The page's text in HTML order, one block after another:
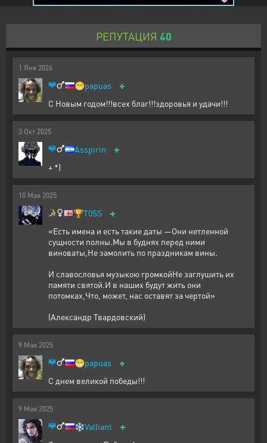
РЕПУТАЦИЯ 40
1 Янв 2026
😁papuas +
С Новым годом!!!всех благ!!!здоровья и удачи!!!
3 Окт 2025
Asspirin +
+ *)
10 Мая 2025
🏆T0SS +
«Есть имена и есть такие даты —Они нетленной
сущности полны.Мы в буднях перед ними
виноваты,Не замолить по праздникам вины.
И славословья музыкою громкойНе заглушить их
памяти святой.И в наших будут жить они
потомках,Что, может, нас оставят за чертой»
(Александр Твардовский)
9 Мая 2025
😁papuas +
С днем великой победы!!!
9 Мая 2025
❄️Valliant +